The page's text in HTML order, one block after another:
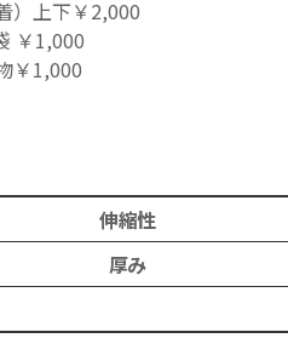
上下￥2,000
￥1,000
￥1,000
伸縮性
厚み